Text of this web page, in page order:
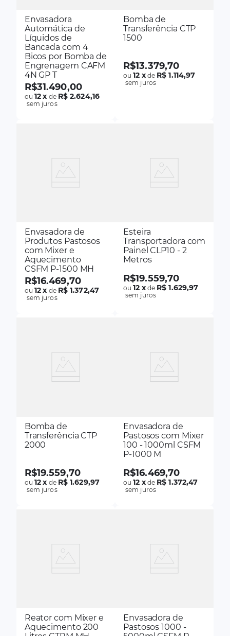
Envasadora
Automática de
Líquidos de
Bancada com 4
Bicos por Bomba de
Engrenagem CAFM
4N GP T
R$31.490,00
ou12x de R$ 2.624,16
sem juros
Bomba de
Transferência CTP
1500
R$13.379,70
ou12 xde R$ 1.114,97
sem juros
Envasadora de
Produtos Pastosos
com Mixer e
Aquecimento
CSFM P-1500 MH
R$16.469,70
ou12x de R$ 1.372,47
sem juros
Esteira
Transportadora com
Painel CLP10 - 2
Metros
R$19.559,70
ou12 xde R$ 1.629,97
sem juros
Bomba de
Transferência CTP
2000
R$19.559,70
ou12x de R$ 1.629,97
sem juros
Envasadora de
Pastosos com Mixer
100 - 1000ml CSFM
P-1000 M
R$16.469,70
ou12 xde R$ 1.372,47
sem juros
Reator com Mixer e
Aquecimento 200
Envasadora de
Pastosos 1000 -